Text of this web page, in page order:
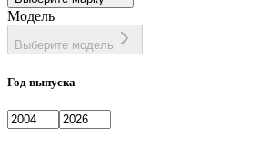
Модель
Выберите модель
Год выпуска